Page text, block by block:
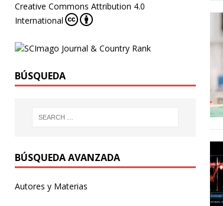
Creative Commons Attribution 4.0
International
BÚSQUEDA
BÚSQUEDA AVANZADA
Autores y Materias